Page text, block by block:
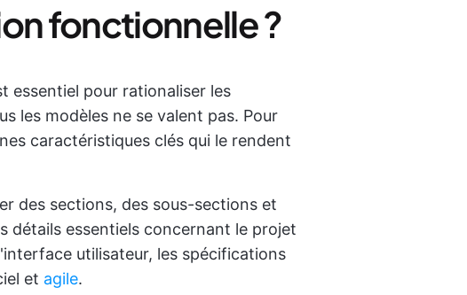
fonctionnelle ?
essentiel pour rationaliser les
les modèles ne se valent pas. Pour
caractéristiques clés qui le rendent
des sections, des sous-sections et
détails essentiels concernant le projet
utilisateur, les spécifications
et agile.